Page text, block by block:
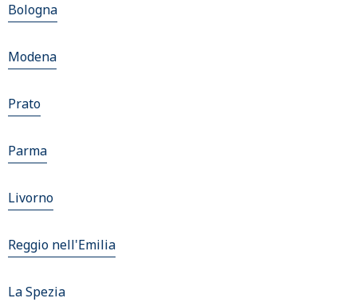
Bologna
Modena
Prato
Parma
Livorno
Reggio nell'Emilia
La Spezia